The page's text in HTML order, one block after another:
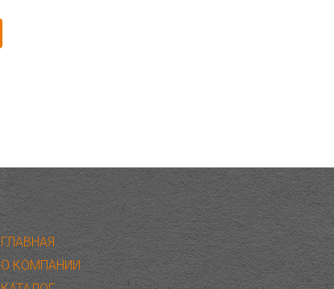
ГЛАВНАЯ
О КОМПАНИИ